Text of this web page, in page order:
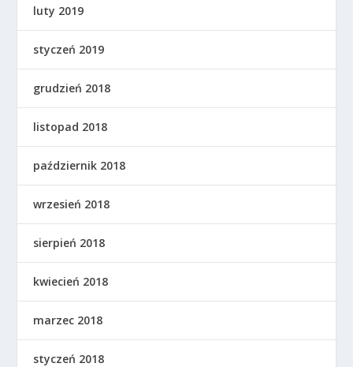
luty 2019
styczeń 2019
grudzień 2018
listopad 2018
październik 2018
wrzesień 2018
sierpień 2018
kwiecień 2018
marzec 2018
styczeń 2018